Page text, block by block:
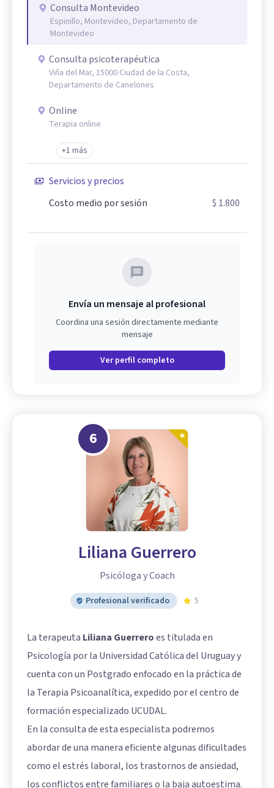
Consulta Montevideo
Espinillo, Montevideo, Departamento de
Montevideo
Consulta psicoterapéutica
Viña del Mar, 15000 Ciudad de la Costa,
Departamento de Canelones
Online
Terapia online
+1 más
Servicios y precios
Costo medio por sesión
$ 1.800
Envía un mensaje al profesional
Coordina una sesión directamente mediante
mensaje
Ver perfil completo
6
Liliana Guerrero
Psicóloga y Coach
Profesional verificado 5
La terapeuta Liliana Guerreroes titulada en
Psicología por la Universidad Católica del Uruguay y
cuenta con un Postgrado enfocado en la práctica de
la Terapia Psicoanalítica, expedido por el centro de
formación especializado UCUDAL.
En la consulta de esta especialista podremos
abordar de una manera eficiente algunas dificultades
como el estrés laboral, los trastornos de ansiedad,
los conflictos entre familiares o la baja autoestima.